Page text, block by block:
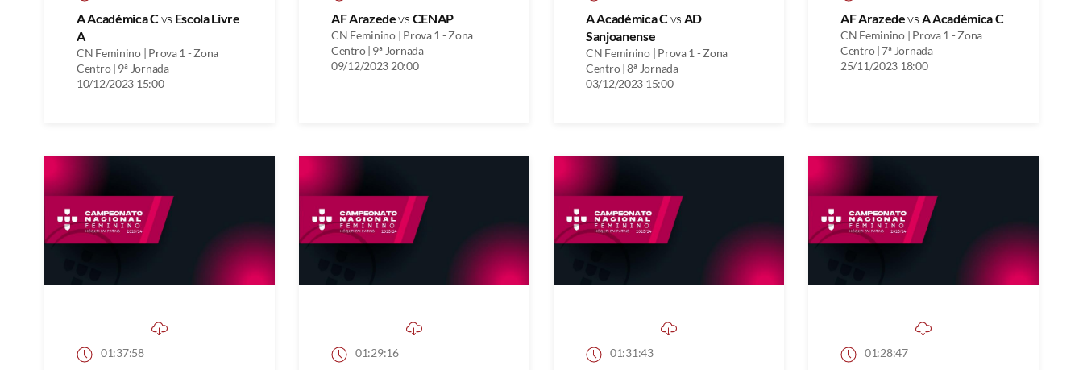
A Académica Cvs Escola Livre
A
CN Feminino | Prova 1 - Zona
Centro | 9ª Jornada
10/12/2023 15:00
AF Arazedevs CENAP
CN Feminino | Prova 1 - Zona
Centro | 9ª Jornada
09/12/2023 20:00
A Académica Cvs AD
Sanjoanense
CN Feminino | Prova 1 - Zona
Centro | 8ª Jornada
03/12/2023 15:00
AF Arazedevs A Académica C
CN Feminino | Prova 1 - Zona
Centro | 7ª Jornada
25/11/2023 18:00
01:37:58 01:29:16 01:31:43 01:28:47